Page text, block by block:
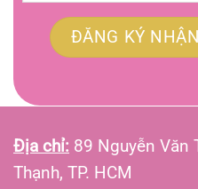
Địa chỉ: 89 Nguyễn Văn
Thạnh, TP. HCM